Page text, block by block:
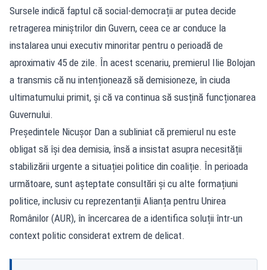
Sursele indică faptul că social-democrații ar putea decide
retragerea miniștrilor din Guvern, ceea ce ar conduce la
instalarea unui executiv minoritar pentru o perioadă de
aproximativ 45 de zile. În acest scenariu, premierul Ilie Bolojan
a transmis că nu intenționează să demisioneze, în ciuda
ultimatumului primit, și că va continua să susțină funcționarea
Guvernului.
Președintele Nicușor Dan a subliniat că premierul nu este
obligat să își dea demisia, însă a insistat asupra necesității
stabilizării urgente a situației politice din coaliție. În perioada
următoare, sunt așteptate consultări și cu alte formațiuni
politice, inclusiv cu reprezentanții Alianța pentru Unirea
Românilor (AUR), în încercarea de a identifica soluții într-un
context politic considerat extrem de delicat.